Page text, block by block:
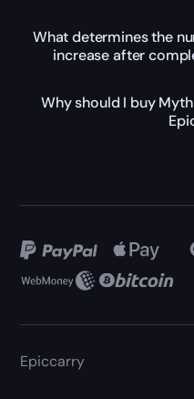
What determines the
increase after
Why should I buy
Epiccarry